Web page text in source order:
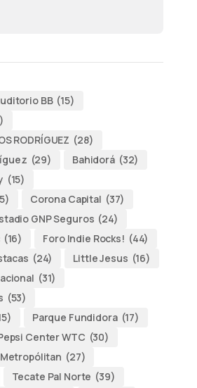
BB (15)
RODRÍGUEZ (28)
(29) Bahidorá (32)
(15)
Corona Capital (37)
GNP Seguros (24)
(16) Foro Indie Rocks! (44)
(24) Little Jesus (16)
(31)
(53)
Parque Fundidora (17)
Center WTC (30)
(27)
Tecate Pal Norte (39)